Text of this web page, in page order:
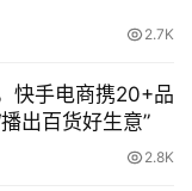
低的痛点，打造以
才“活水池”，并且
别和潜能挖掘，做
选成本的同时也保
2.7K
快手电商携20+品
出百货好生意”
2.8K